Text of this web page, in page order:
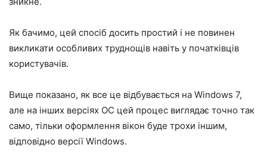
Як бачимо, цей спосіб досить простий і не повинен
викликати особливих труднощів навіть у початківців
користувачів.
Вище показано, як все це відбувається на Windows 7,
але на інших версіях ОС цей процес виглядає точно так
само, тільки оформлення вікон буде трохи іншим,
відповідно версії Windows.